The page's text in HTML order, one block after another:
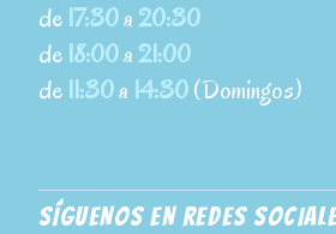
de 17:30a20:30
de 18:00a21:00
de 11:30a 14:30(Domingos)
SÍGUENOS EN REDES